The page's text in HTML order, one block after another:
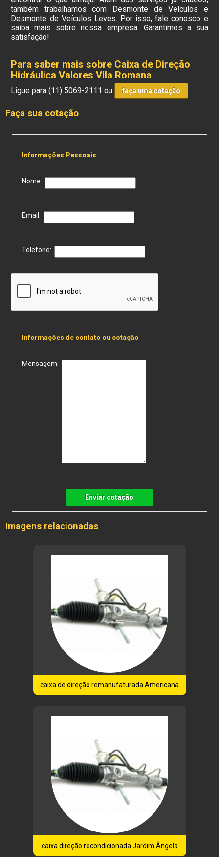
também trabalhamos com Desmonte de Veículos e
Desmonte de Veículos Leves. Por isso, fale conosco e
saiba mais sobre nossa empresa. Garantimos a sua
satisfação!
Para saber mais sobre Caixa de Direção
Hidráulica Valores Vila Romana
Ligue para(11) 5069-2111 ou faça uma cotação
Faça sua cotação
Informações Pessoais
Nome:
Email:
Telefone:
Informações de contato ou cotação
Mensagem:
Enviar cotação
Imagens relacionadas
caixa de direção remanufaturada Americana
caixa direção recondicionada Jardim Ângela